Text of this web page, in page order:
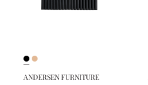
ANDERSEN FURNITURE